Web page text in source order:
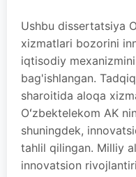
Ushbu dissertatsiya
xizmatlari bozorini
iqtisodiy
bag'ishlangan.
sharoitida aloqa
Oʻzbektelekom AK
shuningdek,
tahlil qilingan. Milliy
innovatsion